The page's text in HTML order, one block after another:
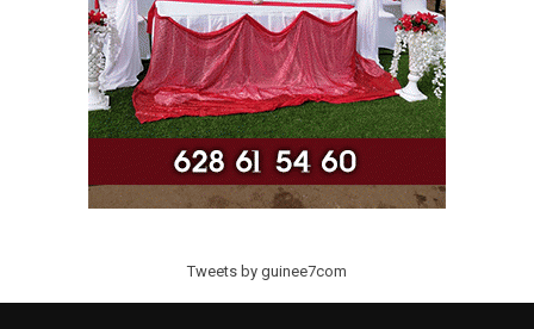
Tweets by guinee7com